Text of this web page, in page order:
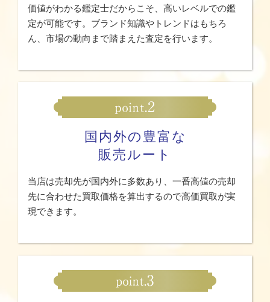
価値がわかる鑑定士だからこそ、高いレベルでの鑑
定が可能です。ブランド知識やトレンドはもちろ
ん、市場の動向まで踏まえた査定を行います。
国内外の豊富な
販売ルート
当店は売却先が国内外に多数あり、一番高値の売却
先に合わせた買取価格を算出するので高価買取が実
現できます。